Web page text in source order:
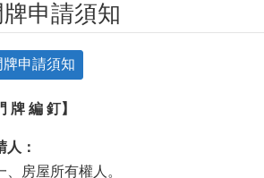
申請須知
牌申請須知
牌 編 釘】
人：
房屋所有權人。